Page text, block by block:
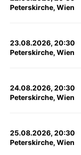
Peterskirche, Wien
23.08.2026, 20:30
Peterskirche, Wien
24.08.2026, 20:30
Peterskirche, Wien
25.08.2026, 20:30
Peterskirche, Wien